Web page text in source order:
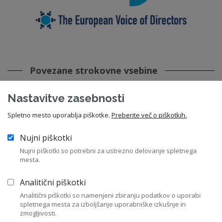
Povezane strokovne vsebine
Priporočila in pričakovanja Slovenskega
državnega holdinga, d.d.
22. 06. 2026 - Priporočila in kodeksi - SDH
sdh , državne družbe
Nastavitve zasebnosti
Spletno mesto uporablja piškotke. Preberite več o piškotkih.
Nujni piškotki
Nujni piškotki so potrebni za ustrezno delovanje spletnega
mesta.
Analitični piškotki
Analitični piškotki so namenjeni zbiranju podatkov o uporabi
spletnega mesta za izboljšanje uporabniške izkušnje in
zmogljivosti.